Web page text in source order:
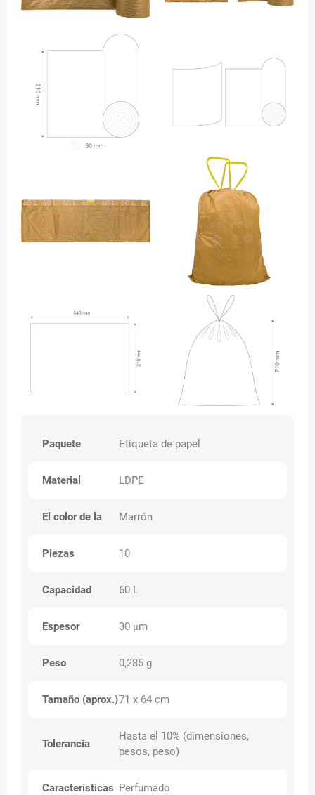
Paquete Etiqueta de papel
Material LDPE
El color de la Marrón
Piezas 10
Capacidad 60 L
Espesor 30 μm
Peso 0,285 g
Tamaño (aprox.)71 x 64 cm
Tolerancia
Hasta el 10% (dimensiones,
pesos, peso)
Características Perfumado